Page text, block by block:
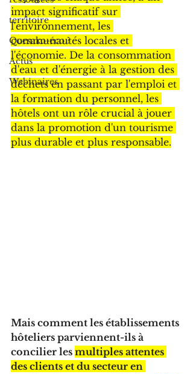
territoire
Quesako-éco ?
Actus
Webinaires
impact significatif sur
l'environnement, les
communautés locales et
l'économie. De la consommation
d'eau et d'énergie à la gestion des
déchets en passant par l'emploi et
la formation du personnel, les
hôtels ont un rôle crucial à jouer
dans la promotion d'un tourisme
plus durable et plus responsable.
Mais comment les établissements
hôteliers parviennent-ils à
concilier les multiples attentes
des clients et du secteur en